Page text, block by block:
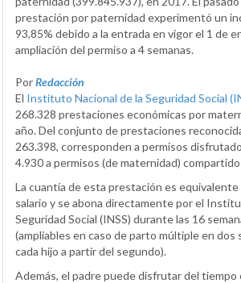
prestación por paternidad experimentó un
93,85% debido a la entrada en vigor el 1 de
ampliación del permiso a 4 semanas.
PorRedacción
El Instituto Nacional de la Seguridad Social
268.328 prestaciones económicas por
año. Del conjunto de prestaciones
263.398, corresponden a permisos
4.930 a permisos (de maternidad)
La cuantía de esta prestación es equivalente
salario y se abona directamente por el
Seguridad Social (INSS) durante las 16
(ampliables en caso de parto múltiple en dos
cada hijo a partir del segundo).
Además, el padre puede disfrutar del tiempo